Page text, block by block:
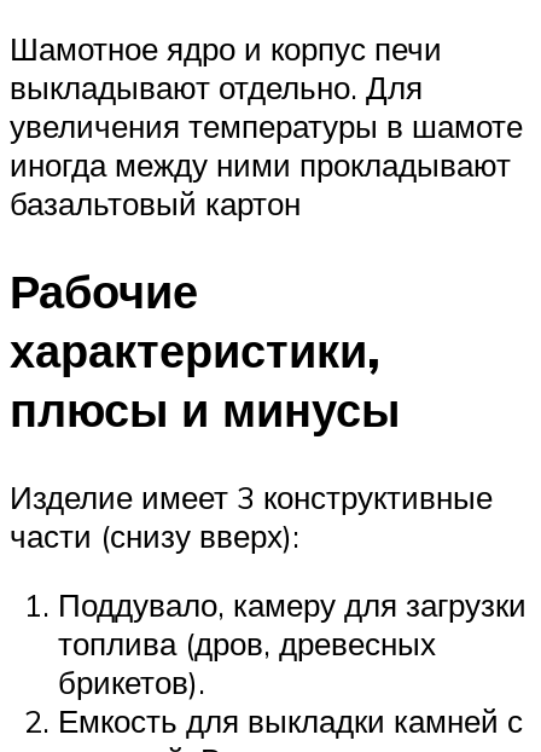
Шамотное ядро и корпус печи
выкладывают отдельно. Для
увеличения температуры в шамоте
иногда между ними прокладывают
базальтовый картон
Рабочие
характеристики,
плюсы и минусы
Изделие имеет 3 конструктивные
части (снизу вверх):
Поддувало, камеру для загрузки
топлива (дров, древесных
брикетов).
Емкость для выкладки камней с